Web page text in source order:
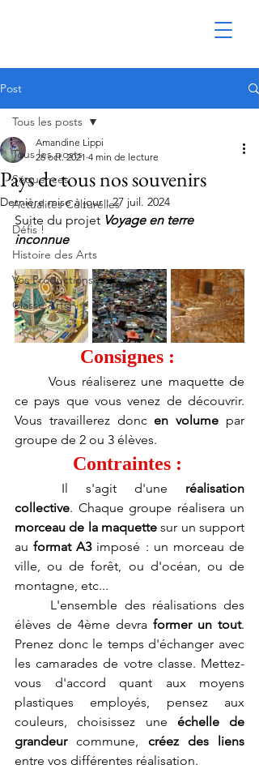
Post
Tous les posts
Séquences
Actualités Culturelles
Défis !
Histoire des Arts
Vos Productions
Classe Arts
Tous les posts
Pays de tous nos souvenirs
Amandine Lippi
26 oct. 2021 4 min de lecture
Dernière mise à jour :27 juil. 2024
Suite du projet Voyage en terre
inconnue
Consignes :
	Vous réaliserez une maquette de
ce pays que vous venez de découvrir.
Vous travaillerez donc en volume par
groupe de 2 ou 3 élèves.
Contraintes :
	Il s'agit d'une
réalisation
collective
morceau de la maquette sur un support
au format A3 imposé : un morceau de
ville, ou de forêt, ou d'océan, ou de
montagne, etc...
élèves de 4ème devra former un tout.
Prenez donc le temps d'échanger avec
les camarades de votre classe. Mettez-
vous d'accord quant aux moyens
plastiques employés, pensez aux
couleurs, choisissez une échelle de
grandeur commune, créez des liens
entre vos différentes réalisation.